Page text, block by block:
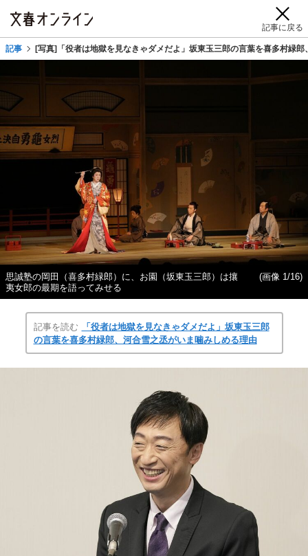
記事に戻る
記事 [写真]「役者は地獄を見なきゃダメだよ」坂東玉三郎の言葉を喜多村緑
思誠塾の岡田（喜多村緑郎）に、お園（坂東玉三郎）は攘
夷女郎の最期を語ってみせる
(画像 1/16)
記事を読む
「役者は地獄を見なきゃダメだよ」坂東玉三郎
の言葉を喜多村緑郎、河合雪之丞がいま噛みしめる理由